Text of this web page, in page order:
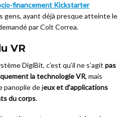
financement Kickstarter
ayant déjà presque atteinte le
par Colt Correa.
VR
DigiBit, c’est qu’il ne s’agit pas
la technologie VR, mais
panoplie de jeux et d’applications
du corps.